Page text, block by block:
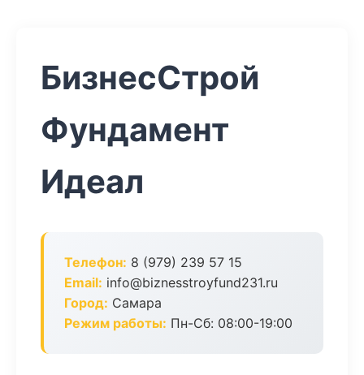
БизнесСтрой
Фундамент
Идеал
Телефон: 8 (979) 239 57 15
Email: info@biznesstroyfund231.ru
Город: Самара
Режим работы: Пн-Сб: 08:00-19:00